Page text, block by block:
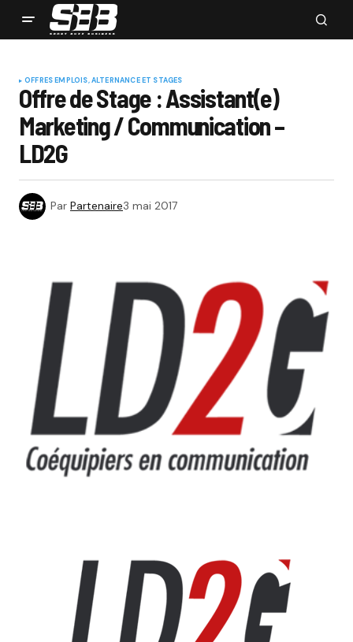
OFFRES EMPLOIS, ALTERNANCE ET STAGES
Offre de Stage : Assistant(e)
Marketing / Communication –
LD2G
Par Partenaire3 mai 2017